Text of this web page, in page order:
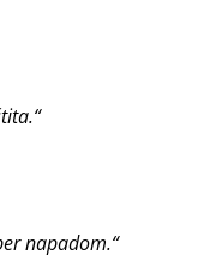
napadom.“